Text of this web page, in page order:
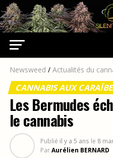
Newsweed / Actualités du
CANNABIS AUX
Les Bermudes
le cannabis
Publié il y a 5 ans le 8
ParAurélien BERNARD